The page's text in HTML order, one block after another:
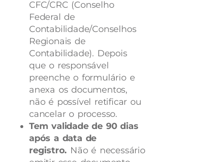
CFC/CRC (Conselho
Federal de
Contabilidade/Conselhos
Regionais de
Contabilidade). Depois
que o responsável
preenche o formulário e
anexa os documentos,
não é possível retificar ou
cancelar o processo.
Tem validade de 90 dias
após a data de
registro. Não é necessário